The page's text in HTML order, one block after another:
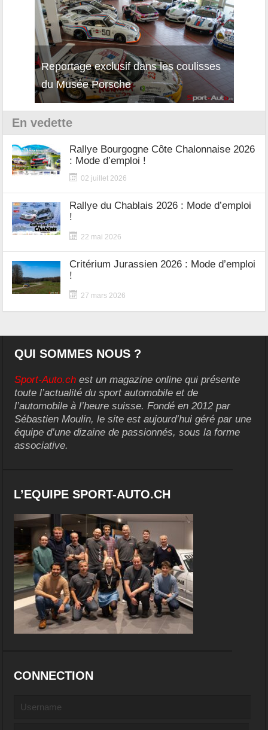
Reportage exclusif dans les coulisses
du Musée Porsche
Découverte de la nouvelle Ferrari
12Cilindri Manuale
En vedette
Rallye Bourgogne Côte Chalonnaise 2026
: Mode d’emploi !
02 juillet 2026
Rallye du Chablais 2026 : Mode d’emploi
!
22 mai 2026
Critérium Jurassien 2026 : Mode d’emploi
!
27 mars 2026
QUI SOMMES NOUS ?
Sport-Auto.ch est un magazine online qui présente
toute l’actualité du sport automobile et de
l’automobile à l’heure suisse. Fondé en 2012 par
Sébastien Moulin, le site est aujourd’hui géré par une
équipe d’une dizaine de passionnés, sous la forme
associative.
L’EQUIPE SPORT-AUTO.CH
CONNECTION